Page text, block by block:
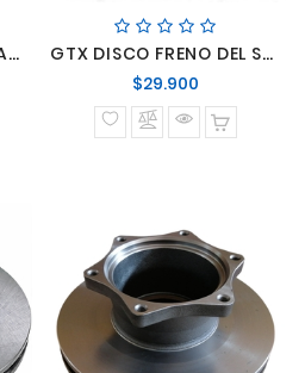
FRUM DISCO FRENO TRASERO SPRINTER 413
GTX DISCO FRENO DEL SPRINTER 315-415-515
$29.900
normal